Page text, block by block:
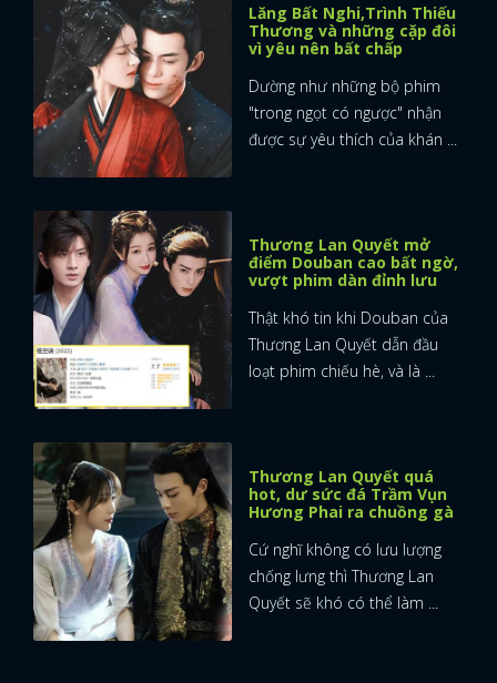
Lăng Bất Nghi,Trình Thiếu
Thương và những cặp đôi
vì yêu nên bất chấp
Dường như những bộ phim
"trong ngọt có ngược" nhận
được sự yêu thích của khán ...
Thương Lan Quyết mở
điểm Douban cao bất ngờ,
vượt phim dàn đỉnh lưu
Thật khó tin khi Douban của
Thương Lan Quyết dẫn đầu
loạt phim chiếu hè, và là ...
Thương Lan Quyết quá
hot, dư sức đá Trầm Vụn
Hương Phai ra chuồng gà
Cứ nghĩ không có lưu lượng
chống lưng thì Thương Lan
Quyết sẽ khó có thể làm ...